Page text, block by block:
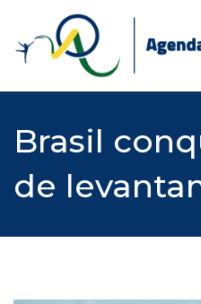
content
Brasil
de